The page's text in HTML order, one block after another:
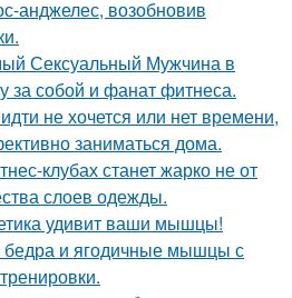
анджелес, возобновив
Сексуальный Мужчина в
за собой и фанат фитнеса.
не хочется или нет времени,
заниматься дома.
клубах станет жарко не от
слоев одежды.
удивит ваши мышцы!
бедра и ягодичные мышцы с